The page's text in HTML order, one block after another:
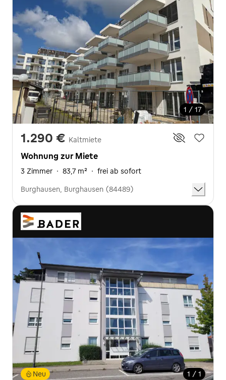
1 / 17
1.290 € Kaltmiete
Wohnung zur Miete
3 Zimmer · 83,7 m² · frei ab sofort
Burghausen, Burghausen (84489)
1 / 1
Neu